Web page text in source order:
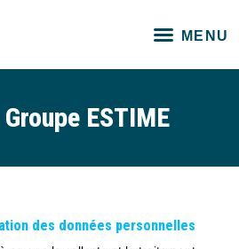
ESTIME
des données personnelles